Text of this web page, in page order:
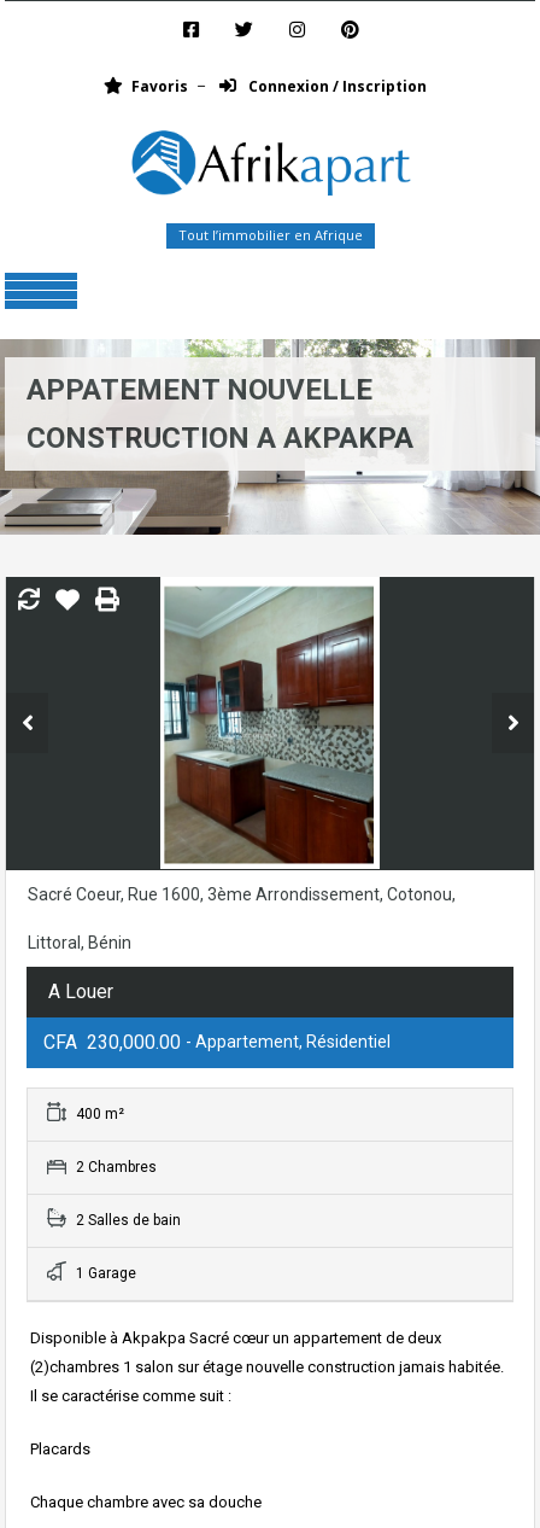
Favoris Connexion / Inscription
Tout l’immobilier en Afrique
APPATEMENT NOUVELLE
CONSTRUCTION A AKPAKPA
Sacré Coeur, Rue 1600, 3ème Arrondissement, Cotonou,
Littoral, Bénin
A Louer
CFA 230,000.00 - Appartement, Résidentiel
400 m²
2 Chambres
2 Salles de bain
1 Garage
Disponible à Akpakpa Sacré cœur un appartement de deux
(2)chambres 1 salon sur étage nouvelle construction jamais habitée.
Il se caractérise comme suit :
Placards
Chaque chambre avec sa douche